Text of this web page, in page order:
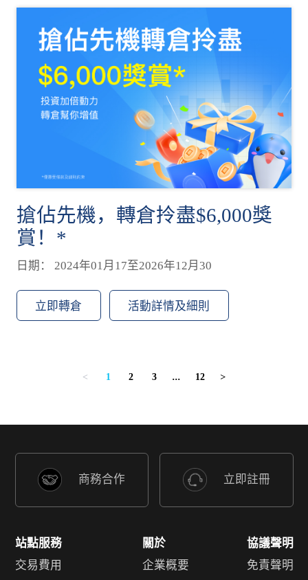
搶佔先機，轉倉拎盡$6,000獎
賞！*
日期： 2024年01月17至2026年12月30
立即轉倉 活動詳情及細則
< 1 2 3 ... 12 >
商務合作 立即註冊
站點服務
交易費用
關於
企業概要
協議聲明
免責聲明